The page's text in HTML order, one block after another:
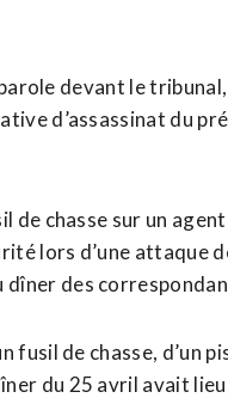
devant le
d’assassinat du
chasse sur un
lors d’une attaque
des
fusil de chasse, d’un
du 25 avril avait